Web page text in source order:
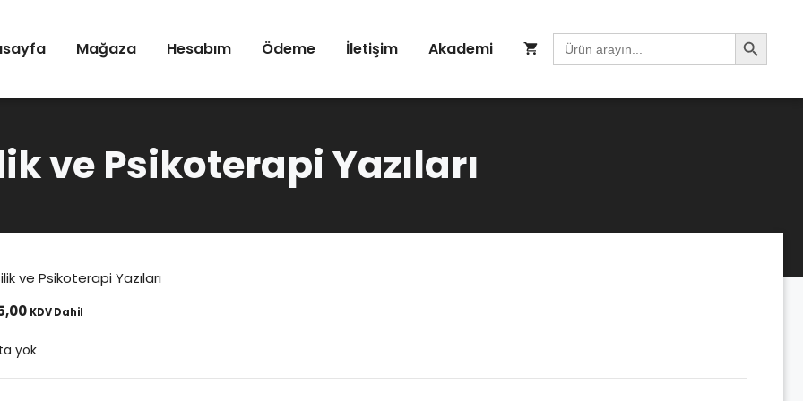
Mağaza Hesabım Ödeme İletişim Akademi Search
for:
Search Button
ve Psikoterapi Yazıları
ve Psikoterapi Yazıları
KDV Dahil
yok